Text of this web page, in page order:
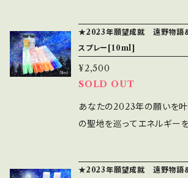
メモリーオイル] ●Earth Planetary【惑星地
球・プラネットアース】 強さ
実利、子宝/豊かさ、グラウ
つける、安定 ●Mother
リアはご存知の通りイエス・
たくさんの人から女神と慕わ
させてくれます。 彼女はす
ジングをして製作していま
間をいただきますがココロ
すのでどうぞご了承ください
★.。.:*．゜★.。.:*．゜★.。.:*
*．゜ アンシェントメモリー
い事が叶うようにサポートし
す。 あなたの霊的・感情的・
しく深いエネルギーを注い
インスピレーションを与え、
るオイルです。 ― 使い方 ― ＊お守りとして身に
をブルームーンと言って 見
るという言い伝えがあります。 魚座でブル
ーンの満月を迎える、2023年8月
ブレンドメモリーオイルと こ
された方だけの 遠隔ヒーリ
お届けします。 【特製ブレンドメモリーオイル＋
が叶うように☆ ブレンドメ
★2023年願望成就 遠野物語
スプレー[10ml]
¥2,500
SOLD OUT
あなたの2023年の願いを
の聖地を巡ってエネルギー
事の願い) あなたも良い香りをまとって、願いを
★2023年願望成就 遠野物語